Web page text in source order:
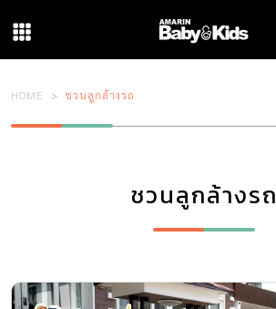
HOME ชวนลูกล้างรถ
ชวนลูกล้างรถ